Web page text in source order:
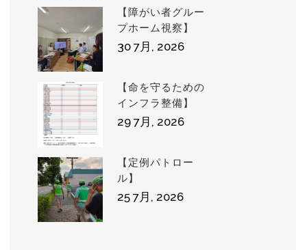
【障がい者グルー
プホーム視察】
30 7月, 2026
【命を守るための
インフラ整備】
29 7月, 2026
【定例パトロー
ル】
25 7月, 2026